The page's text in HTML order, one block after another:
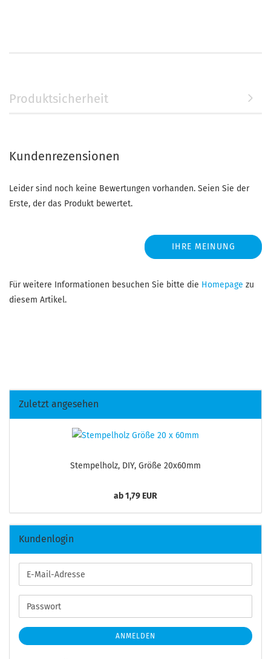
Produktsicherheit
Kundenrezensionen
Leider sind noch keine Bewertungen vorhanden. Seien Sie der
Erste, der das Produkt bewertet.
IHRE MEINUNG
Für weitere Informationen besuchen Sie bitte die Homepage zu
diesem Artikel.
Zuletzt angesehen
Stem­pel­holz, DIY, Größe 20x60mm
ab 1,79 EUR
Kundenlogin
E-
Mail-
Adresse
Passwort
ANMELDEN